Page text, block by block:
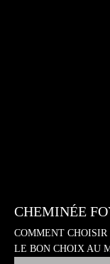
CHEMINÉE
COMMENT
LE BON CHOIX AU